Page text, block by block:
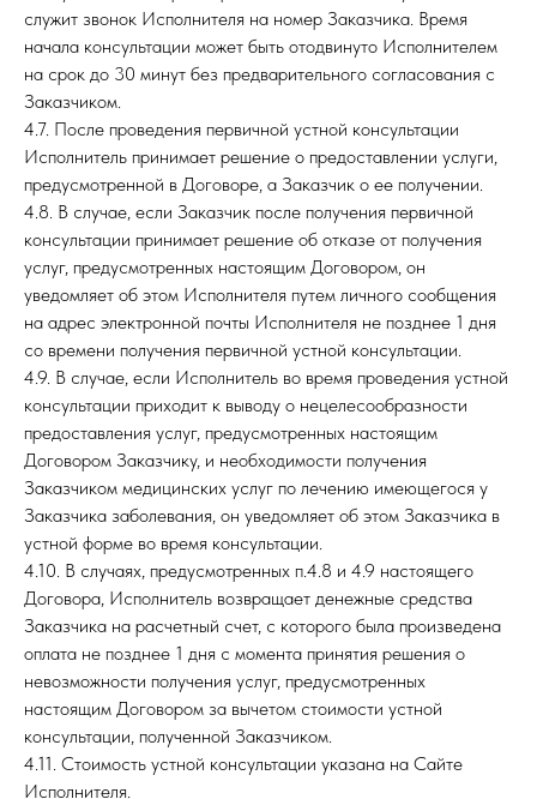
служит звонок Исполнителя на номер Заказчика. Время
начала консультации может быть отодвинуто Исполнителем
на срок до 30 минут без предварительного согласования с
Заказчиком.
4.7. После проведения первичной устной консультации
Исполнитель принимает решение о предоставлении услуги,
предусмотренной в Договоре, а Заказчик о ее получении.
4.8. В случае, если Заказчик после получения первичной
консультации принимает решение об отказе от получения
услуг, предусмотренных настоящим Договором, он
уведомляет об этом Исполнителя путем личного сообщения
на адрес электронной почты Исполнителя не позднее 1 дня
со времени получения первичной устной консультации.
4.9. В случае, если Исполнитель во время проведения устной
консультации приходит к выводу о нецелесообразности
предоставления услуг, предусмотренных настоящим
Договором Заказчику, и необходимости получения
Заказчиком медицинских услуг по лечению имеющегося у
Заказчика заболевания, он уведомляет об этом Заказчика в
устной форме во время консультации.
4.10. В случаях, предусмотренных п.4.8 и 4.9 настоящего
Договора, Исполнитель возвращает денежные средства
Заказчика на расчетный счет, с которого была произведена
оплата не позднее 1 дня с момента принятия решения о
невозможности получения услуг, предусмотренных
настоящим Договором за вычетом стоимости устной
консультации, полученной Заказчиком.
4.11. Стоимость устной консультации указана на Сайте
Исполнителя.